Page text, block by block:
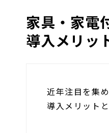
家具・家電
導入メリッ
近年注目を集
導入メリット